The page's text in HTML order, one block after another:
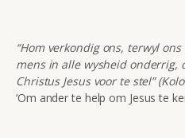
“Hom verkondig ons, terwyl
mens in alle wysheid onderrig,
Christus Jesus voor te stel”
‘Om ander te help om Jesus te